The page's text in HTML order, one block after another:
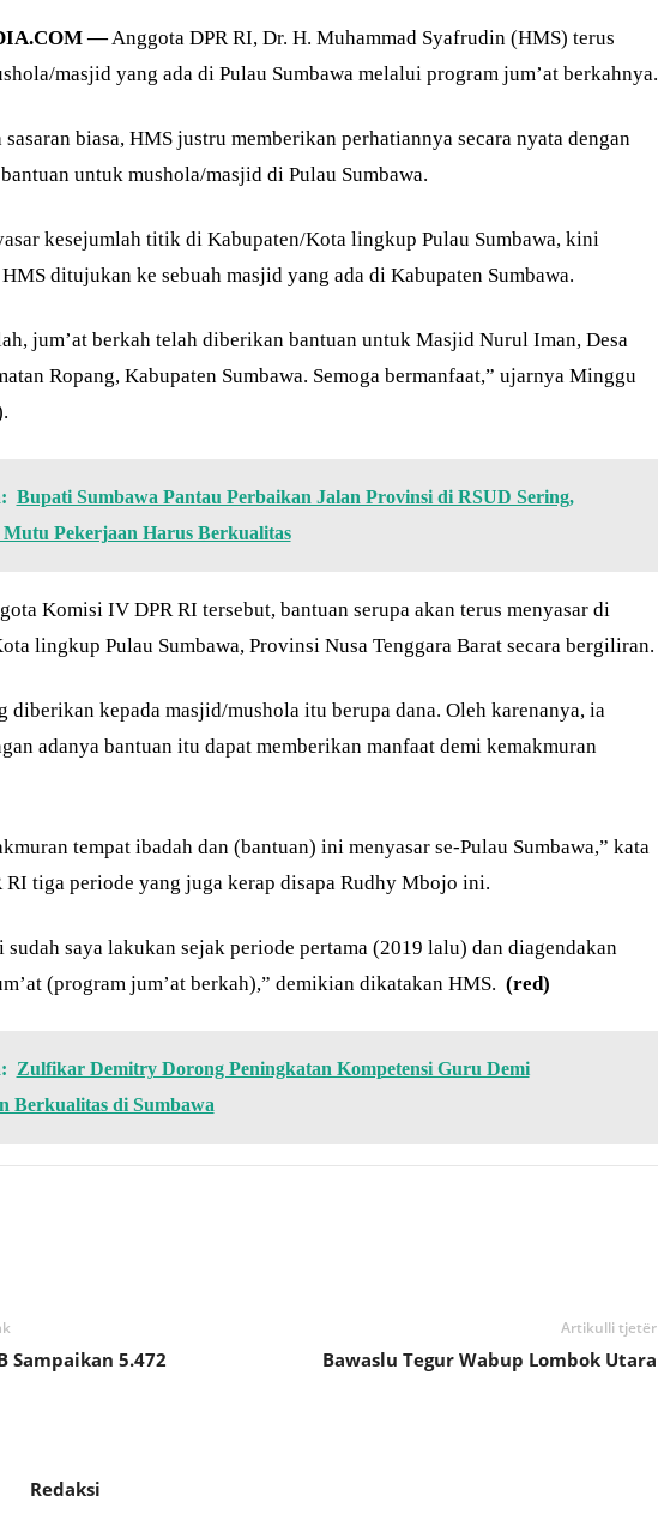
—Anggota DPR RI, Dr. H. Muhammad Syafrudin (HMS) terus
masjid yang ada di Pulau Sumbawa melalui program jum’at berkahnya.
biasa, HMS justru memberikan perhatiannya secara nyata dengan
untuk mushola/masjid di Pulau Sumbawa.
kesejumlah titik di Kabupaten/Kota lingkup Pulau Sumbawa, kini
ditujukan ke sebuah masjid yang ada di Kabupaten Sumbawa.
jum’at berkah telah diberikan bantuan untuk Masjid Nurul Iman, Desa
Ropang, Kabupaten Sumbawa. Semoga bermanfaat,” ujarnya Minggu
Bupati Sumbawa Pantau Perbaikan Jalan Provinsi di RSUD Sering,
Pekerjaan Harus Berkualitas
Komisi IV DPR RI tersebut, bantuan serupa akan terus menyasar di
lingkup Pulau Sumbawa, Provinsi Nusa Tenggara Barat secara bergiliran.
diberikan kepada masjid/mushola itu berupa dana. Oleh karenanya, ia
adanya bantuan itu dapat memberikan manfaat demi kemakmuran
tempat ibadah dan (bantuan) ini menyasar se-Pulau Sumbawa,” kata
RI tiga periode yang juga kerap disapa Rudhy Mbojo ini.
sudah saya lakukan sejak periode pertama (2019 lalu) dan diagendakan
(program jum’at berkah),” demikian dikatakan HMS. (red)
Zulfikar Demitry Dorong Peningkatan Kompetensi Guru Demi
Berkualitas di Sumbawa
Sampaikan 5.472
Artikulli tjetër
Bawaslu Tegur Wabup Lombok Utara
Redaksi